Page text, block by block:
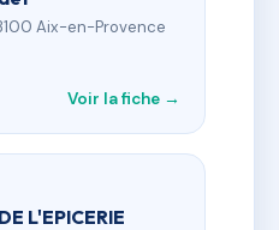
Aix-en-Provence
Voir la fiche →
L'EPICERIE